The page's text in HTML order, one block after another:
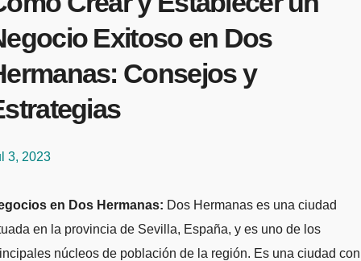
Exitoso en Dos
Consejos y
3, 2023
en Dos Hermanas: Dos Hermanas es una ciudad
en la provincia de Sevilla, España, y es uno de los
núcleos de población de la región. Es una ciudad con